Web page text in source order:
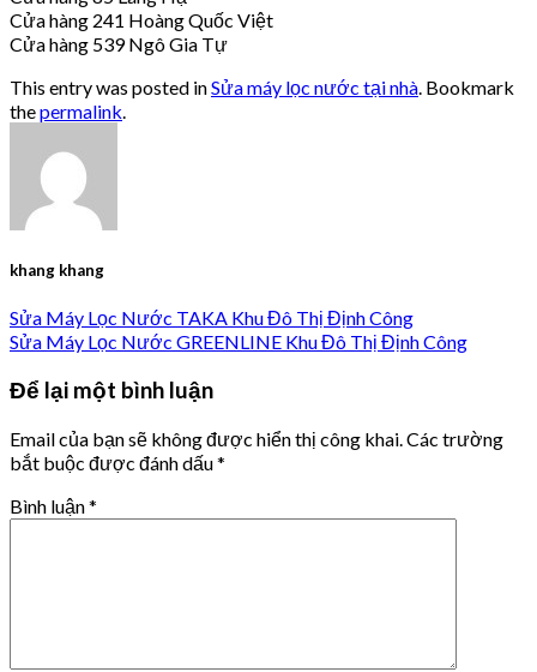
Cửa hàng 241 Hoàng Quốc Việt
Cửa hàng 539 Ngô Gia Tự
This entry was posted inSửa máy lọc nước tại nhà . Bookmark
thepermalink
khang khang
Sửa Máy Lọc Nước TAKA Khu Đô Thị Định Công
Sửa Máy Lọc Nước GREENLINE Khu Đô Thị Định Công
Để lại một bình luận
Email của bạn sẽ không được hiển thị công khai. Các trường
bắt buộc được đánh dấu*
Bình luận*